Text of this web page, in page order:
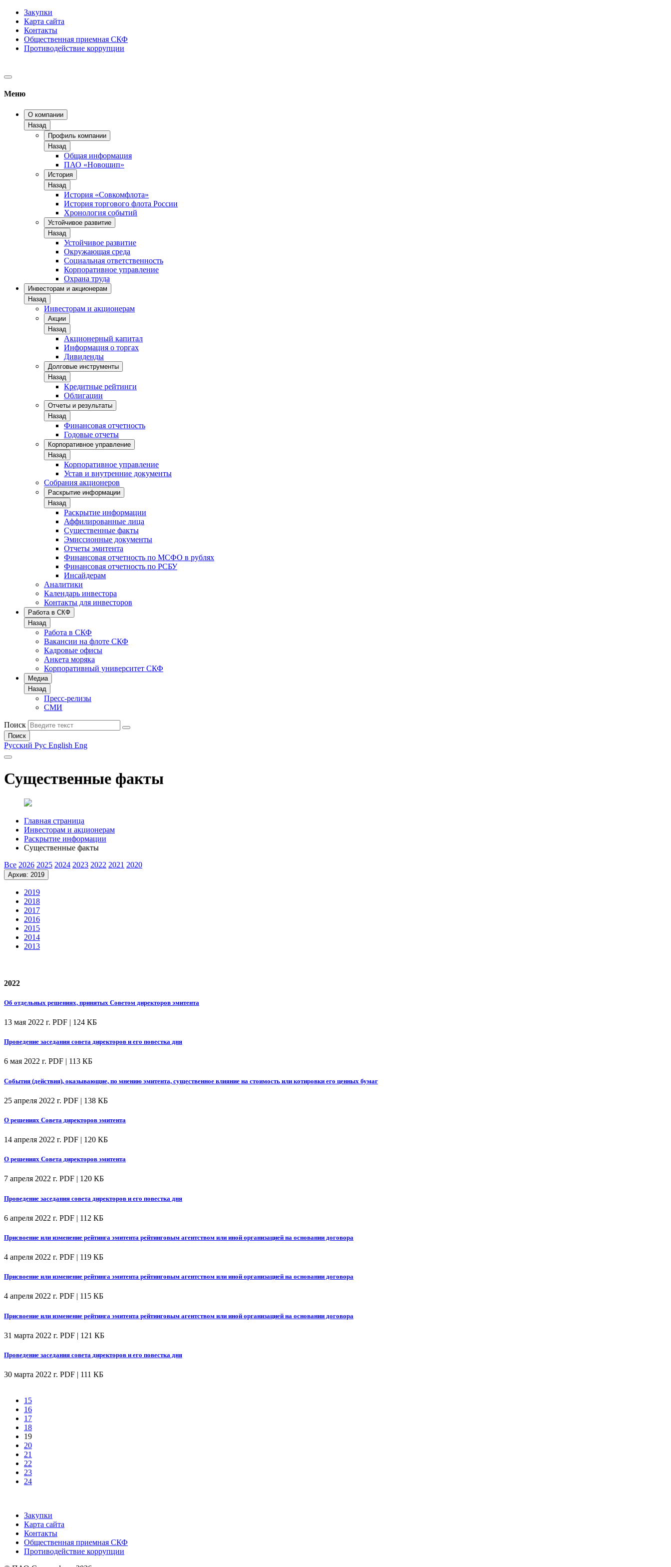
Закупки
Карта сайта
Контакты
Общественная приемная СКФ
Противодействие коррупции
Меню
О компании
Назад
Профиль компании
Назад
Общая информация
ПАО «Новошип»
История
Назад
История «Совкомфлота»
История торгового флота России
Хронология событий
Устойчивое развитие
Назад
Устойчивое развитие
Окружающая среда
Социальная ответственность
Корпоративное управление
Охрана труда
Инвесторам и акционерам
Назад
Инвесторам и акционерам
Акции
Назад
Акционерный капитал
Информация о торгах
Дивиденды
Долговые инструменты
Назад
Кредитные рейтинги
Облигации
Отчеты и результаты
Назад
Финансовая отчетность
Годовые отчеты
Корпоративное управление
Назад
Корпоративное управление
Устав и внутренние документы
Собрания акционеров
Раскрытие информации
Назад
Раскрытие информации
Аффилированные лица
Существенные факты
Эмиссионные документы
Отчеты эмитента
Финансовая отчетность по МСФО в рублях
Финансовая отчетность по РСБУ
Инсайдерам
Аналитики
Календарь инвестора
Контакты для инвесторов
Работа в СКФ
Назад
Работа в СКФ
Вакансии на флоте СКФ
Кадровые офисы
Анкета моряка
Корпоративный университет СКФ
Медиа
Назад
Пресс-релизы
СМИ
Поиск
Поиск
Русский Рус English Eng
Существенные факты
Главная страница
Инвесторам и акционерам
Раскрытие информации
Существенные факты
Все 2026 2025 2024 2023 2022 2021 2020
Архив: 2019
2019
2018
2017
2016
2015
2014
2013
2022
Об отдельных решениях, принятых Советом директоров эмитента
13 мая 2022 г. PDF | 124 КБ
Проведение заседания совета директоров и его повестка дня
6 мая 2022 г. PDF | 113 КБ
События (действия), оказывающие, по мнению эмитента, существенное влияние на стоимость или котировки его ценных бумаг
25 апреля 2022 г. PDF | 138 КБ
О решениях Совета директоров эмитента
14 апреля 2022 г. PDF | 120 КБ
О решениях Совета директоров эмитента
7 апреля 2022 г. PDF | 120 КБ
Проведение заседания совета директоров и его повестка дня
6 апреля 2022 г. PDF | 112 КБ
Присвоение или изменение рейтинга эмитента рейтинговым агентством или иной организацией на основании договора
4 апреля 2022 г. PDF | 119 КБ
Присвоение или изменение рейтинга эмитента рейтинговым агентством или иной организацией на основании договора
4 апреля 2022 г. PDF | 115 КБ
Присвоение или изменение рейтинга эмитента рейтинговым агентством или иной организацией на основании договора
31 марта 2022 г. PDF | 121 КБ
Проведение заседания совета директоров и его повестка дня
30 марта 2022 г. PDF | 111 КБ
15
16
17
18
19
20
21
22
23
24
Закупки
Карта сайта
Контакты
Общественная приемная СКФ
Противодействие коррупции